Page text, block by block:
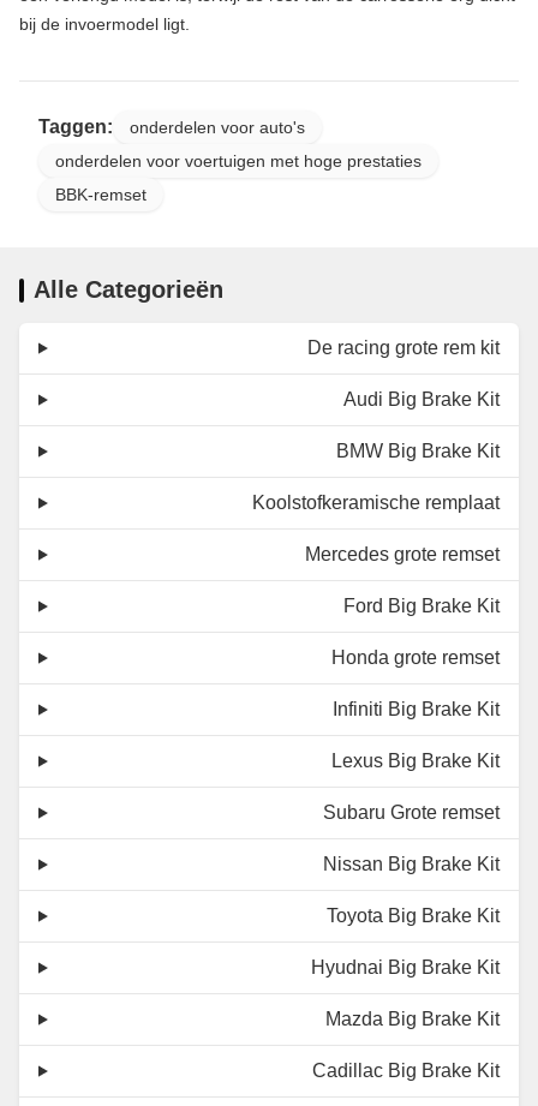
bij de invoermodel ligt.
Taggen:
onderdelen voor auto's
onderdelen voor voertuigen met hoge prestaties
BBK-remset
Alle Categorieën
De racing grote rem kit
Audi Big Brake Kit
BMW Big Brake Kit
Koolstofkeramische remplaat
Mercedes grote remset
Ford Big Brake Kit
Honda grote remset
Infiniti Big Brake Kit
Lexus Big Brake Kit
Subaru Grote remset
Nissan Big Brake Kit
Toyota Big Brake Kit
Hyudnai Big Brake Kit
Mazda Big Brake Kit
Cadillac Big Brake Kit